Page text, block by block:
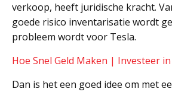
verkoop, heeft juridische kracht.
goede risico inventarisatie wordt
probleem wordt voor Tesla.
Hoe Snel Geld Maken | Investeer
Dan is het een goed idee om met